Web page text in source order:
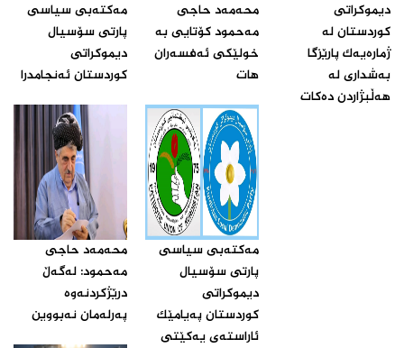
دیموكراتی
كوردستان له‌
ژماره‌یه‌ك پارێزگا
به‌شداری له‌
هه‌ڵبژاردن ده‌كات‌
محەمەد حاجی
مەحمود کۆتایی بە
خولێکی ئەفسەران
هات‌
مه‌كته‌بی سیاسی
پارتی سۆسیال
دیموكراتی
كوردستان ئه‌نجامدرا‌
مه‌كته‌بی سیاسی
پارتی سۆسیال
دیموكراتی
كوردستان په‌یامێك
ئاراسته‌ی یه‌كێتی
محه‌مه‌د حاجی
مه‌حمود: له‌گه‌ڵ
درێژكردنه‌وه‌
په‌رله‌مان نه‌بووین‌